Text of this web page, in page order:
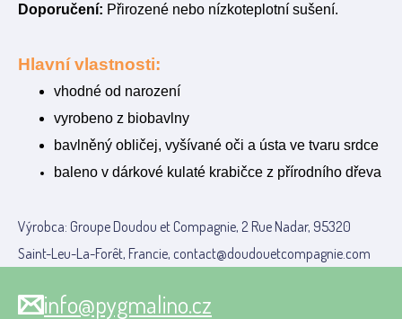
Doporučení: Přirozené nebo nízkoteplotní sušení.
Hlavní vlastnosti:
vhodné od narození
vyrobeno z biobavlny
bavlněný obličej, vyšívané oči a ústa ve tvaru srdce
baleno v dárkové kulaté krabičce z přírodního dřeva
Výrobca: Groupe Doudou et Compagnie, 2 Rue Nadar, 95320
Saint-Leu-La-Forêt, Francie, contact@doudouetcompagnie.com
info@pygmalino.cz